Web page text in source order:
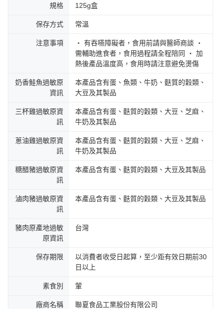
規格 125g盒
保存方式 常溫
注意事項
‧ 有吞嚥障礙者，食用前請與醫師商談 ‧
需輔助進食者，食用過程請全程陪同 ‧ 加
熱後產品溫度高，食用時請注意避免燙傷
奶香鮭魚過敏原
資訊
本產品含有蛋、魚類、牛奶、麩質的穀類、
大豆及其製品
三杯雞過敏原資
訊
本產品含有蛋、麩質的穀類、大豆、芝麻、
牛奶及其製品
蔥油雞過敏原資
訊
本產品含有蛋、麩質的穀類、大豆、芝麻、
牛奶及其製品
糖醋豬過敏原資
訊
本產品含有蛋、麩質的穀類、大豆及其製品
滷肉豬過敏原資
訊
本產品含有蛋、麩質的穀類、大豆及其製品
豬肉原產地過敏
原資訊
台灣
保存期限
以消費者收受日起算，至少距有效日期前30
日以上
素食別 葷
廠商名稱 聯夏食品工業股份有限公司